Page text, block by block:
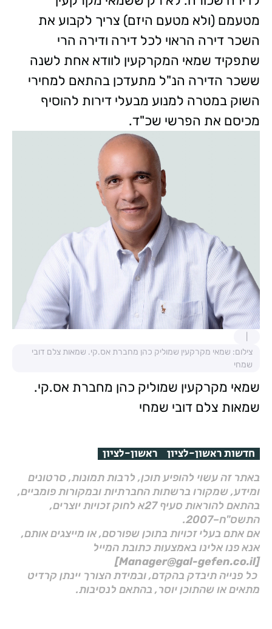
מטעמם (ולא מטעם היזם) צריך לקבוע את
השכר דירה הראוי לכל דירה ודירה הרי
שתפקיד שמאי המקרקעין לוודא אחת לשנה
ששכר הדירה הנ"ל מתעדכן בהתאם למחירי
השוק במטרה למנוע מבעלי דירות להוסיף
מכיסם את הפרשי שכ"ד.
צילום: שמאי מקרקעין שמוליק כהן מחברת אס.קי. שמאות צלם דובי
שמחי
שמאי מקרקעין שמוליק כהן מחברת אס.קי.
שמאות צלם דובי שמחי
חדשות ראשון-לציון ראשון-לציון
באתר זה עשוי להופיע תוכן, לרבות תמונות, סרטונים
ומידע, שמקורו ברשתות החברתיות ובמקורות פומביים,
בהתאם להוראות סעיף 27א לחוק זכויות יוצרים,
התשס"ח–2007.
אם אתם בעלי זכויות בתוכן שפורסם, או מייצגים אותם,
אנא פנו אלינו באמצעות כתובת המייל
[Manager@gal-gefen.co.il]
כל פנייה תיבדק בהקדם, ובמידת הצורך יינתן קרדיט
מתאים או שהתוכן יוסר, בהתאם לנסיבות.